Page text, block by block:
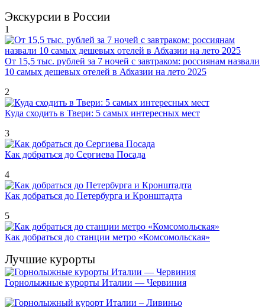
Экскурсии в России
1
От 15,5 тыс. рублей за 7 ночей с завтраком: россиянам назвали
10 самых дешевых отелей в Абхазии на лето 2025
2
Куда сходить в Твери: 5 самых интересных мест
3
Как добраться до Сергиева Посада
4
Как добраться до Петербурга и Кронштадта
5
Как добраться до станции метро «Комсомольская»
Лучшие курорты
Горнолыжные курорты Италии — Червиния